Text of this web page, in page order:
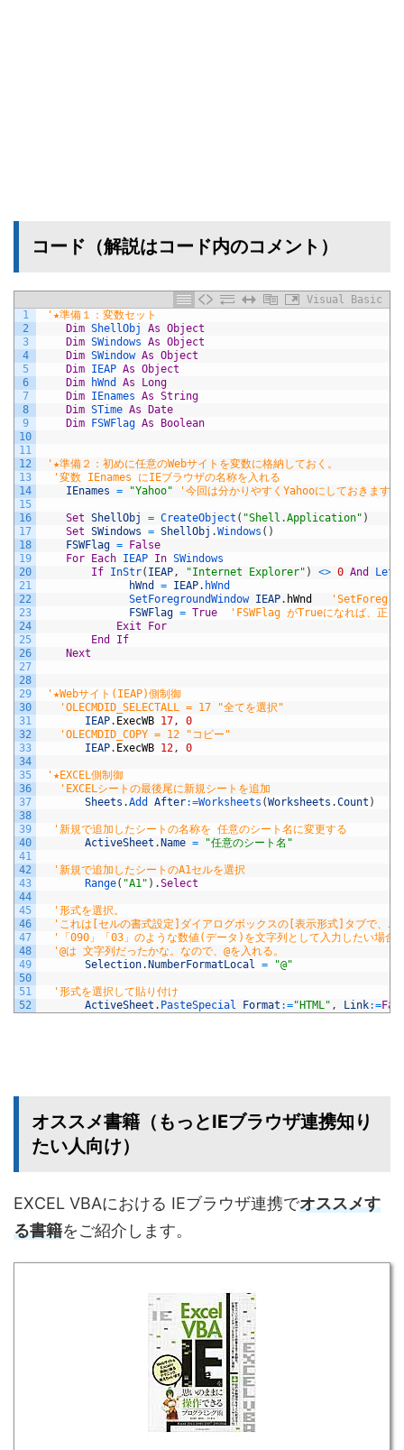
コード（解説はコード内のコメント）
Visual Basic
1
2
3
4
5
6
7
8
9
10
11
12
13
14
15
16
17
18
19
20
21
22
23
24
25
26
27
28
29
30
31
32
33
34
35
36
37
38
39
40
41
42
43
44
45
46
47
48
49
50
51
52
'★準備１：変数セット
Dim ShellObj As Object
Dim SWindows As Object
Dim SWindow As Object
Dim IEAP As Object
Dim
hWnd As
Long
Dim IEnames As String
Dim STime As
Date
Dim
FSWFlag As Boolean
'★準備２：初めに任意のWebサイトを変数に格納しておく。
'変数 IEnames にIEブラウザの名称を入れる
IEnames = "Yahoo" '今回は分かりやすくYahooにしておきます。
Set ShellObj = CreateObject ( "Shell.Application" )
Set SWindows = ShellObj .Windows ( )
FSWFlag =
False
For
Each IEAP In SWindows
If InStr( IEAP, "Internet Explorer" ) <> 0 And Left
hWnd
= IEAP. hWnd
SetForegroundWindow IEAP. hWnd
FSWFlag = True
'FSWFlag がTrueになれば、正し
Exit
For
End
If
Next
'★Webサイト(IEAP)側制御
'OLECMDID_SELECTALL = 17 "全てを選択"
IEAP. ExecWB 17,
0
'OLECMDID_COPY = 12 "コピー"
IEAP. ExecWB 12, 0
'★EXCEL側制御
'EXCELシートの最後尾に新規シートを追加
Sheets .Add After:=Worksheets (Worksheets .Count )
'新規で追加したシートの名称を 任意のシート名に変更する
ActiveSheet . Name = "任意のシート名"
'新規で追加したシートのA1セルを選択
Range( "A1" ) .Select
'形式を選択。
'これは[セルの書式設定]ダイアログボックスの[表示形式]タブで、ユ
'「090」「03」のような数値(データ)を文字列として入力したい場合
'@は 文字列だったかな。なので、@を入れる。
Selection. NumberFormatLocal = "@"
'形式を選択して貼り付け
ActiveSheet . PasteSpecial Format :="HTML" , Link:=
オススメ書籍（もっとIEブラウザ連携知り
たい人向け）
EXCEL VBAにおける IEブラウザ連携でオススメす
る書籍をご紹介します。